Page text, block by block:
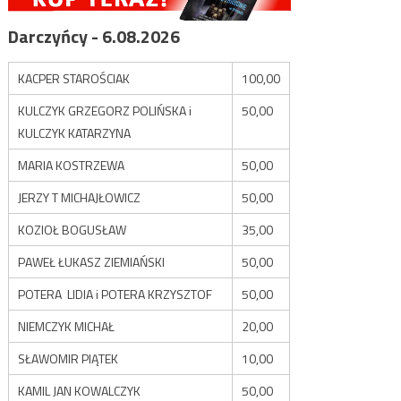
Darczyńcy - 6.08.2026
KACPER STAROŚCIAK
100,00
KULCZYK GRZEGORZ POLIŃSKA i
KULCZYK KATARZYNA
50,00
MARIA KOSTRZEWA
50,00
JERZY T MICHAJŁOWICZ
50,00
KOZIOŁ BOGUSŁAW
35,00
PAWEŁ ŁUKASZ ZIEMIAŃSKI
50,00
POTERA LIDIA i POTERA KRZYSZTOF
50,00
NIEMCZYK MICHAŁ
20,00
SŁAWOMIR PIĄTEK
10,00
KAMIL JAN KOWALCZYK
50,00